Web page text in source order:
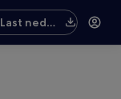
Last ned
appen